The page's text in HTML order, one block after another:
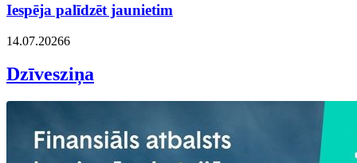
Iespēja palīdzēt jaunietim
14.07.20266
Dzīvesziņa